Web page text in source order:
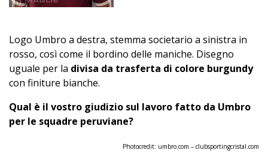
Logo Umbro a destra, stemma societario a sinistra in
rosso, così come il bordino delle maniche. Disegno
uguale per la divisa da trasferta di colore burgundy
con finiture bianche.
Qual è il vostro giudizio sul lavoro fatto da Umbro
per le squadre peruviane?
Photocredit: umbro.com – clubsportingcristal.com